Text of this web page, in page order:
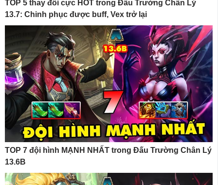
TOP 5 thay đổi cực HOT trong Đấu Trường Chân Lý
13.7: Chinh phục được buff, Vex trở lại
TOP 7 đội hình MẠNH NHẤT trong Đấu Trường Chân Lý
13.6B